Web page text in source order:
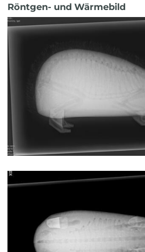
Röntgen- und Wärmebild